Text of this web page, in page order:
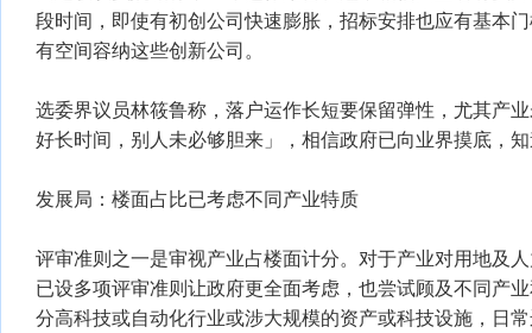
段时间，即使有初创公司快速膨胀，招标安排也应有基本
有空间容纳这些创新公司。
选委界议员林筱鲁称，落户运作长短要保留弹性，尤其产
好长时间，别人未必够胆来」，相信政府已向业界摸底，
发展局：楼面占比已考虑不同产业特质
评审准则之一是审视产业占楼面计分。对于产业对用地及
已设多项评审准则让政府更全面考虑，也尝试顾及不同产
分高科技或自动化行业或涉大规模的资产或科技设施，日